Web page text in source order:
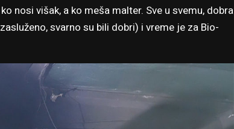
nosi višak, a ko meša malter. Sve u svemu, dobra
svarno su bili dobri) i vreme je za Bio-